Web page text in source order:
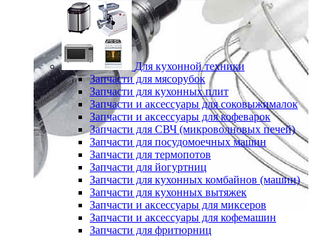
Для кухонной техники
Запчасти для мясорубок
Запчасти для кухонных плит
Запчасти и аксессуары для соковыжималок
Запчасти и аксессуары для кофеварок
Запчасти для СВЧ (микроволновых печей)
Запчасти для посудомоечных машин
Запчасти для термопотов
Запчасти для йогуртниц
Запчасти для кухонных комбайнов (машин)
Запчасти для кухонных вытяжек
Запчасти и аксессуары для миксеров
Запчасти и аксессуары для кофемашин
Запчасти для фритюрниц